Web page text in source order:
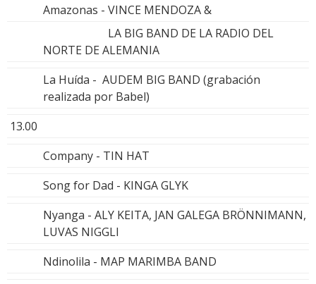
Amazonas - VINCE MENDOZA &
LA BIG BAND DE LA RADIO DEL
NORTE DE ALEMANIA
La Huída - AUDEM BIG BAND (grabación
realizada por Babel)
13.00
Company - TIN HAT
Song for Dad - KINGA GLYK
Nyanga - ALY KEITA, JAN GALEGA BRÖNNIMANN,
LUVAS NIGGLI
Ndinolila - MAP MARIMBA BAND